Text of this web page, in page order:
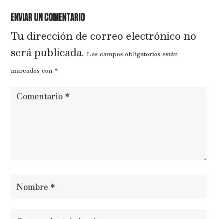
ENVIAR UN COMENTARIO
Tu dirección de correo electrónico no
será publicada. Los campos obligatorios están
marcados con *